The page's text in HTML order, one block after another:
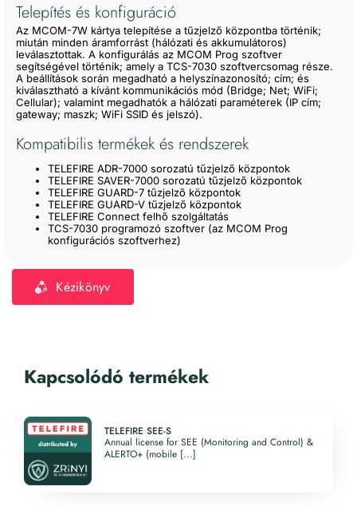
Telepítés és konfiguráció
Az MCOM-7W kártya telepítése a tűzjelző központba történik;
miután minden áramforrást (hálózati és akkumulátoros)
leválasztottak. A konfigurálás az MCOM Prog szoftver
segítségével történik; amely a TCS-7030 szoftvercsomag része.
A beállítások során megadható a helyszínazonosító; cím; és
kiválasztható a kívánt kommunikációs mód (Bridge; Net; WiFi;
Cellular); valamint megadhatók a hálózati paraméterek (IP cím;
gateway; maszk; WiFi SSID és jelszó).
Kompatibilis termékek és rendszerek
TELEFIRE ADR-7000 sorozatú tűzjelző központok
TELEFIRE SAVER-7000 sorozatú tűzjelző központok
TELEFIRE GUARD-7 tűzjelző központok
TELEFIRE GUARD-V tűzjelző központok
TELEFIRE Connect felhő szolgáltatás
TCS-7030 programozó szoftver (az MCOM Prog
konfigurációs szoftverhez)
Kézikönyv
Kapcsolódó termékek
TELEFIRE SEE-S
Annual license for SEE (Monitoring and Control) &
ALERTO+ (mobile [...]